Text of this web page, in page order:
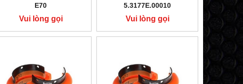
E70
Vui lòng gọi
5.3177E.00010
Vui lòng gọi